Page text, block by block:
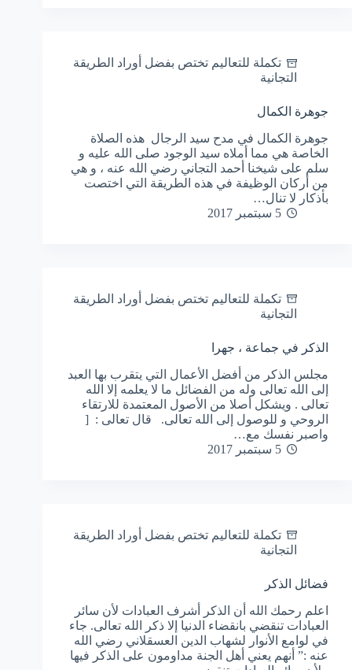
تكملة للتعاليم تختص بفضل أوراد الطريقة
التجانية
جوهرة الكمال
جوهرة الكمال في مدح سيد الرجال هذه الصلاة
الخاصة هي مما أملاه سيد الوجود صلى الله عليه و
سلم على شيخنا أحمد التجاني رضي الله عنه ، و هي
من أركان الوظيفة في هذه الطريقة التي اختصت
بأذكار لا تنال…
5 سبتمبر 2017
تكملة للتعاليم تختص بفضل أوراد الطريقة
التجانية
الذكر في جماعة ، جهرا
مجلس الذكر من أفضل الأعمال التي يتقرب بها العبد
إلى الله تعالى وله من الفضائل ما لا يعلمه إلا الله
تعالى . ويشكل أصلا من الأصول المعتمدة للارتقاء
الروحي و للوصول إلى الله تعالى. قال تعالى : [
واصبر نفسك مع…
5 سبتمبر 2017
تكملة للتعاليم تختص بفضل أوراد الطريقة
التجانية
فضائل الذكر
اعلم رحمك الله أن الذكر أشرف العبادات لأن سائر
العبادات تنقضي بانقضاء الدنيا إلا ذكر الله تعالى. جاء
في لوامع الأنوار لشهاب الدين العسقلاني رضي الله
عنه :” أنهم يعني أهل الجنة مداومون على الذكر فيها